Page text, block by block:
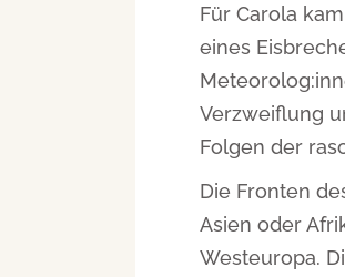
Für Carola
eines
Verzweiflung
Folgen der
Die Fronten
Asien oder
Westeuropa.